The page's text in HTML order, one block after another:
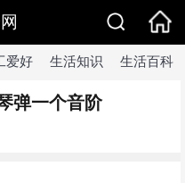
爱好 生活知识 生活百科
弹一个音阶